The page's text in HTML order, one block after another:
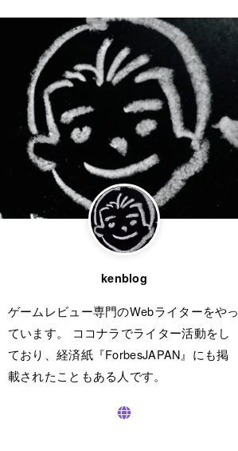
kenblog
ゲームレビュー専門のWebライターをやっ
ています。 ココナラでライター活動をし
ており、経済紙『ForbesJAPAN』にも掲
載されたこともある人です。